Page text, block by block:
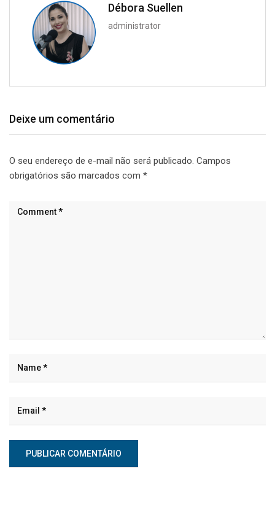
Débora Suellen
administrator
Deixe um comentário
O seu endereço de e-mail não será publicado. Campos
obrigatórios são marcados com *